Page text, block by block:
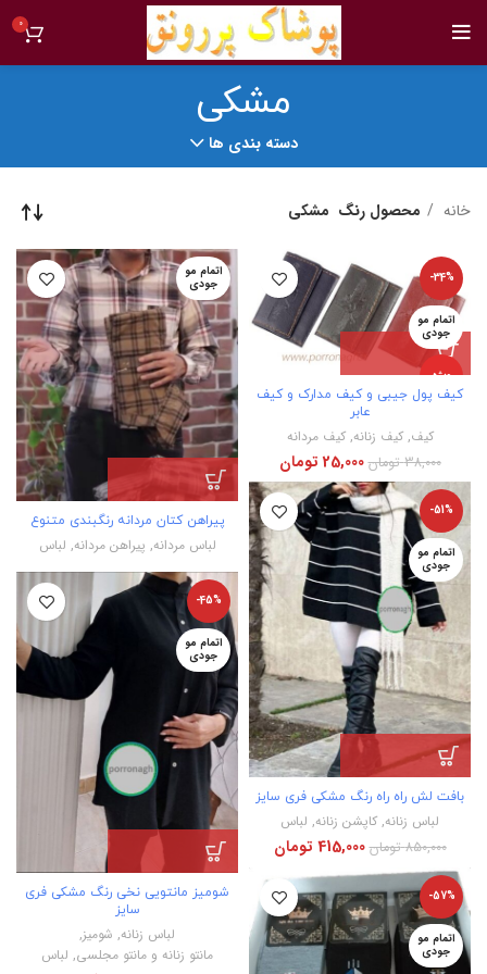
0
مشکی
دسته بندی ها
خانه محصول رنگ مشکی
-34%
اتمام مو
جودی
ویژه
کیف پول جیبی و کیف مدارک و کیف
عابر
کیف,کیف زنانه,کیف مردانه
38,000 تومان 25,000 تومان
اتمام مو
جودی
پیراهن کتان مردانه رنگبندی متنوع
لباس مردانه, پیراهن مردانه, لباس
-51%
اتمام مو
جودی
بافت لش راه راه رنگ مشکی فری سایز
لباس زنانه, کاپشن زنانه, لباس
850,000 تومان 415,000 تومان
-45%
اتمام مو
جودی
شومیز مانتویی نخی رنگ مشکی فری
سایز
لباس زنانه, شومیز,
مانتو زنانه و مانتو مجلسی, لباس
-57%
اتمام مو
جودی